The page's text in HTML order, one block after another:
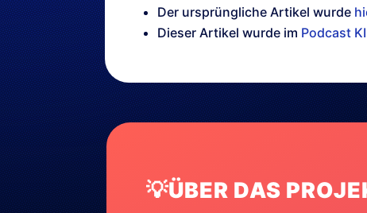
Der ursprüngliche Artikel wurde
Dieser Artikel wurde im Podcast
💡ÜBER DAS